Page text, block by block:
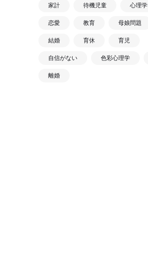
家計 待機児童 心理学
恋愛 教育 母娘問題
結婚 育休 育児
自信がない 色彩心理学
離婚